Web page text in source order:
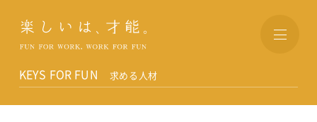
KEYS FOR FUN 求める人材